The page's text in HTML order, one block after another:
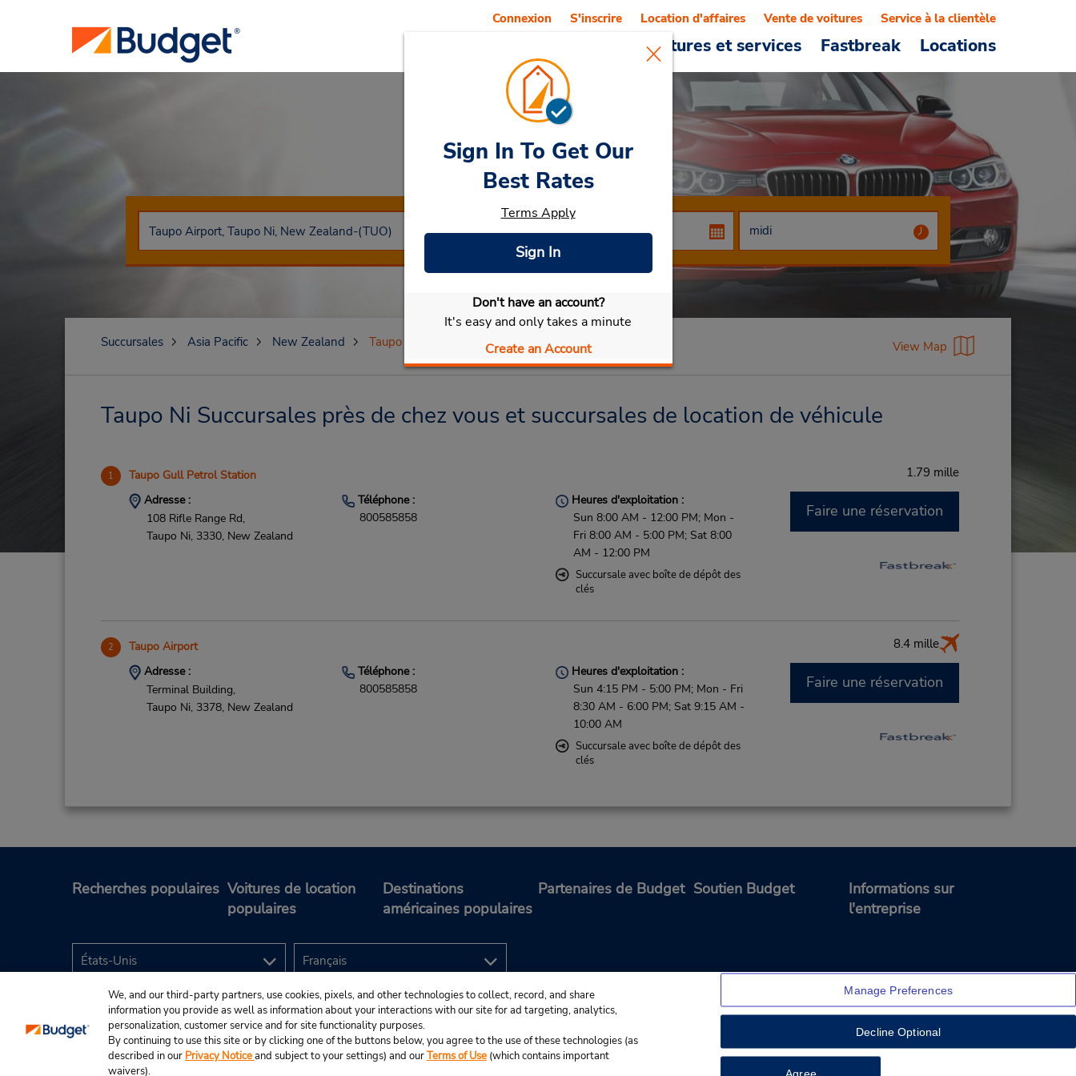
Voitures et services Fastbreak Locations
Connexion S'inscrire Location d'affaires Vente de voitures Service à la clientèle
Car RentalTaupo
Sélectionner ma voiture
Sign In To Get Our
Best Rates
Terms Apply
Sign In
Don't have an account?
It's easy and only takes a minute
Create an Account
Succursales Asia Pacific New Zealand Taupo Ni View Map
Taupo Ni Succursales près de chez vous et succursales de location de véhicule
1 Taupo Gull Petrol Station 1.79 mille
Adresse :
108 Rifle Range Rd,
Taupo Ni, 3330, New Zealand
Téléphone :
800585858
Heures d'exploitation :
Sun 8:00 AM - 12:00 PM; Mon -
Fri 8:00 AM - 5:00 PM; Sat 8:00
AM - 12:00 PM
Succursale avec boîte de dépôt des
clés
Faire une réservation
2 Taupo Airport 8.4 mille
Adresse :
Terminal Building,
Taupo Ni, 3378, New Zealand
Téléphone :
800585858
Heures d'exploitation :
Sun 4:15 PM - 5:00 PM; Mon - Fri
8:30 AM - 6:00 PM; Sat 9:15 AM -
10:00 AM
Succursale avec boîte de dépôt des
clés
Faire une réservation
Recherches populaires Voitures de location
populaires
Destinations
américaines populaires
Partenaires de Budget Soutien Budget
Informations sur
l'entreprise
© Budget Rent A Car System, Inc., 2025.
We, and our third-party partners, use cookies, pixels, and other technologies to collect, record, and share
information you provide as well as information about your interactions with our site for ad targeting, analytics,
personalization, customer service and for site functionality purposes.
By continuing to use this site or by clicking one of the buttons below, you agree to the use of these technologies (as
described in our Privacy Noticeand subject to your settings) and ourTerms of Use (which contains important
waivers).
Manage Preferences
Decline Optional
Agree